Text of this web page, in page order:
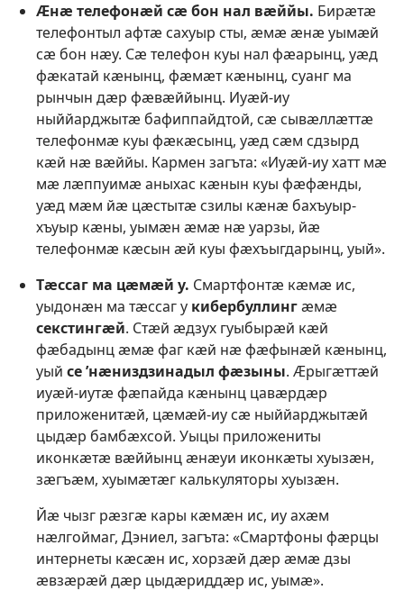
Ӕнӕ телефонӕй сӕ бон нал вӕййы. Бирӕтӕ
телефонтыл афтӕ сахуыр сты, ӕмӕ ӕнӕ уымӕй
сӕ бон нӕу. Сӕ телефон куы нал фӕарынц, уӕд
фӕкатай кӕнынц, фӕмӕт кӕнынц, суанг ма
рынчын дӕр фӕвӕййынц. Иуӕй-иу
ныййарджытӕ бафиппайдтой, сӕ сывӕллӕттӕ
телефонмӕ куы фӕкӕсынц, уӕд сӕм сдзырд
кӕй нӕ вӕййы. Кармен загъта: «Иуӕй-иу хатт мӕ
мӕ лӕппуимӕ аныхас кӕнын куы фӕфӕнды,
уӕд мӕм йӕ цӕстытӕ сзилы кӕнӕ бахъуыр-
хъуыр кӕны, уымӕн ӕмӕ нӕ уарзы, йӕ
телефонмӕ кӕсын ӕй куы фӕхъыгдарынц, уый».
Тӕссаг ма цӕмӕй у. Смартфонтӕ кӕмӕ ис,
уыдонӕн ма тӕссаг у кибербуллингӕмӕ
секстингӕй. Стӕй ӕдзух гуыбырӕй кӕй
фӕбадынц ӕмӕ фаг кӕй нӕ фӕфынӕй кӕнынц,
уый се ’нӕниздзинадыл фӕзыны. Ӕрыгӕттӕй
иуӕй-иутӕ фӕпайда кӕнынц цавӕрдӕр
приложенитӕй, цӕмӕй-иу сӕ ныййарджытӕй
цыдӕр бамбӕхсой. Уыцы приложениты
иконкӕтӕ вӕййынц ӕнӕуи иконкӕты хуызӕн,
зӕгъӕм, хуымӕтӕг калькуляторы хуызӕн.
Йӕ чызг рӕзгӕ кары кӕмӕн ис, иу ахӕм
нӕлгоймаг, Дэниел, загъта: «Смартфоны фӕрцы
интернеты кӕсӕн ис, хорзӕй дӕр ӕмӕ дзы
ӕвзӕрӕй дӕр цыдӕриддӕр ис, уымӕ».